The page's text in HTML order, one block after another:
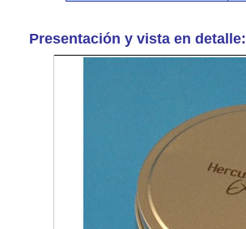
Presentación y vista en detalle: